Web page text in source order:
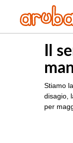
Il
Stiamo
disagio,
per